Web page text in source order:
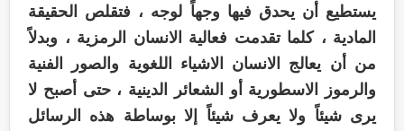
يستطيع أن يحدق فيها وجهاً لوجه ، فتقلص الحقيقة
المادية ، كلما تقدمت فعالية الانسان الرمزية ، وبدلاً
من أن يعالج الانسان الاشياء اللغوية والصور الفنية
والرموز الاسطورية أو الشعائر الدينية ، حتى أصبح لا
يرى شيئاً ولا يعرف شيئاً إلا بوساطة هذه الرسائل